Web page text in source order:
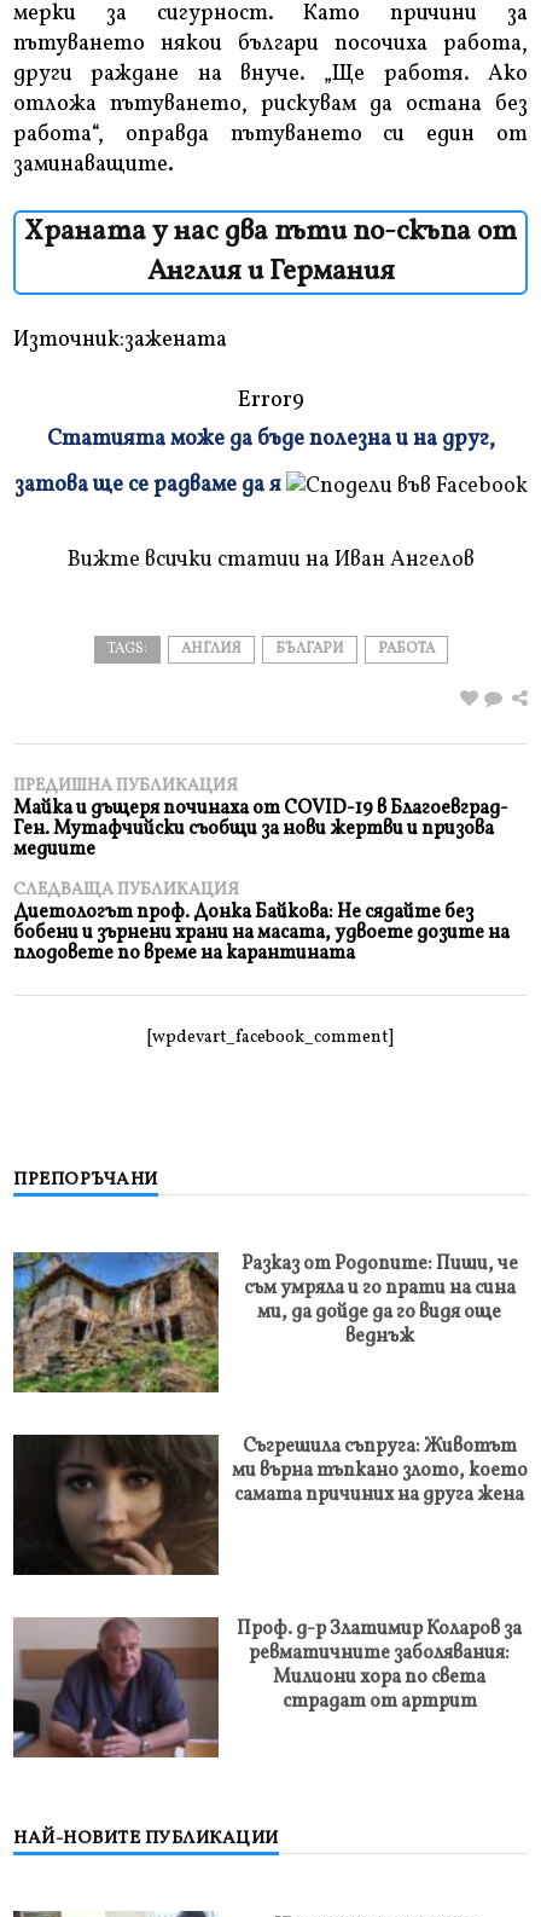
мерки за сигурност. Като причини за
пътуването някои българи посочиха работа,
други раждане на внуче. „Ще работя. Ако
отложа пътуването, рискувам да остана без
работа“, оправда пътуването си един от
заминаващите.
Храната у нас два пъти по-скъпа от
Англия и Германия
Източник:зажената
Error9
и
Статията може да бъде полезна и на друг,
затова ще се радваме да я
Вижте всички статии на Иван Ангелов
TAGS: АНГЛИЯ БЪЛГАРИ РАБОТА
ПРЕДИШНА ПУБЛИКАЦИЯ
Майка и дъщеря починаха от COVID-19 в Благоевград-
Ген. Мутафчийски съобщи за нови жертви и призова
медиите
СЛЕДВАЩА ПУБЛИКАЦИЯ
Диетологът проф. Донка Байкова: Не сядайте без
бобени и зърнени храни на масата, удвоете дозите на
плодовете по време на карантината
[wpdevart_facebook_comment]
ПРЕПОРЪЧАНИ
Разказ от Родопите: Пиши, че
съм умряла и го прати на сина
ми, да дойде да го видя още
веднъж
Съгрешила съпруга: Животът
ми върна тъпкано злото, което
самата причиних на друга жена
Проф. д-р Златимир Коларов за
ревматичните заболявания:
Милиони хора по света
страдат от артрит
НАЙ-НОВИТЕ ПУБЛИКАЦИИ